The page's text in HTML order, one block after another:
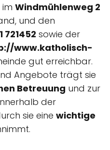
Windmühlenweg 2
und den
721452 sowie der
www.katholisch-
gut erreichbar.
Angebote trägt sie
Betreuung und zur
der
sie eine wichtige